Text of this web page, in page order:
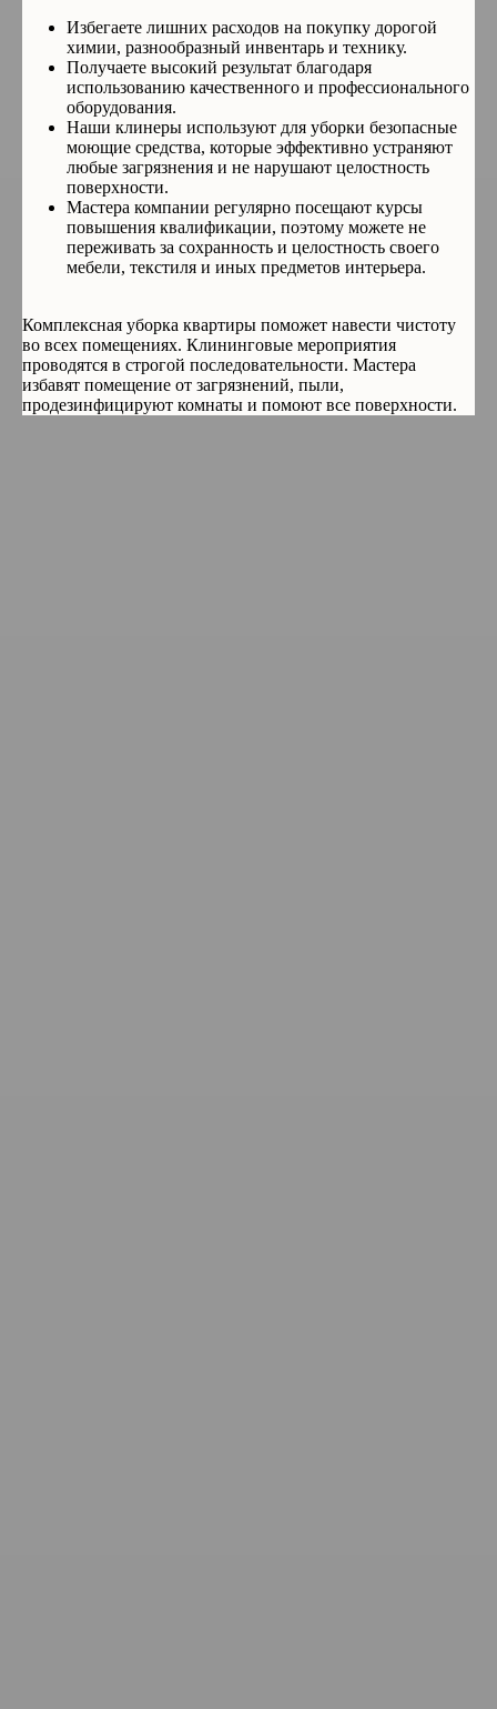
Избегаете лишних расходов на покупку дорогой
химии, разнообразный инвентарь и технику.
Получаете высокий результат благодаря
использованию качественного и профессионального
оборудования.
Наши клинеры используют для уборки безопасные
моющие средства, которые эффективно устраняют
любые загрязнения и не нарушают целостность
поверхности.
Мастера компании регулярно посещают курсы
повышения квалификации, поэтому можете не
переживать за сохранность и целостность своего
мебели, текстиля и иных предметов интерьера.
Комплексная уборка квартиры поможет навести чистоту
во всех помещениях. Клининговые мероприятия
проводятся в строгой последовательности. Мастера
избавят помещение от загрязнений, пыли,
продезинфицируют комнаты и помоют все поверхности.